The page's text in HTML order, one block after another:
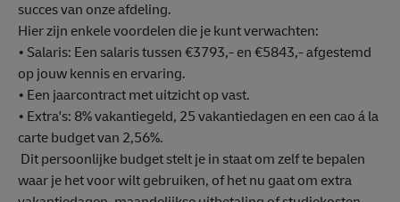
succes van onze afdeling.
Hier zijn enkele voordelen die je kunt verwachten:
• Salaris: Een salaris tussen €3793,- en €5843,- afgestemd
op jouw kennis en ervaring.
• Een jaarcontract met uitzicht op vast.
• Extra's: 8% vakantiegeld, 25 vakantiedagen en een cao á la
carte budget van 2,56%.
Dit persoonlijke budget stelt je in staat om zelf te bepalen
waar je het voor wilt gebruiken, of het nu gaat om extra